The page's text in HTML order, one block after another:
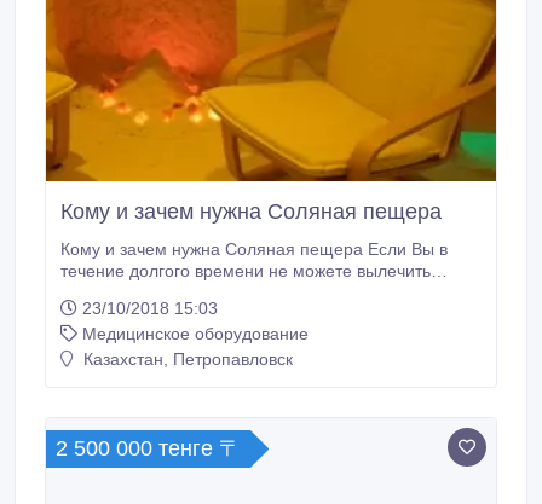
Кому и зачем нужна Соляная пещера
Кому и зачем нужна Соляная пещера Если Вы в
течение долгого времени не можете вылечить
реабилитации после простуд для Вас! Если Вы
здоровый и активный человек, который думает о
своем здоровье? Пещера - для Вас! Мучают
легкие испытывают сильную нагрузку? Пещера для
Вас! Часто болеет и простужается ребенок? Любой
23/10/2018 15:03
Медицинское оборудование
Казахстан, Петропавловск
2 500 000 тенге 〒